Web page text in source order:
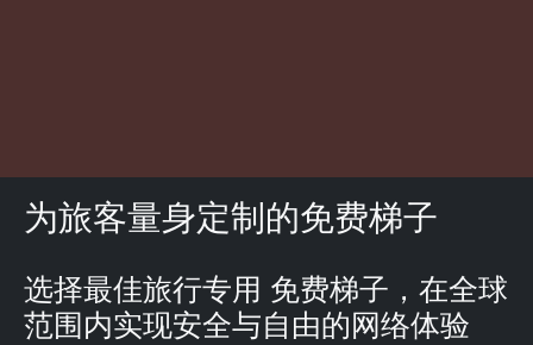
为旅客量身定制的免费梯子
描述
选择最佳旅行专用 免费梯子，在全球
范围内实现安全与自由的网络体验